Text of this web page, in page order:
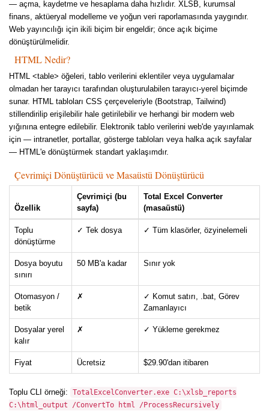
— açma, kaydetme ve hesaplama daha hızlıdır. XLSB, kurumsal
finans, aktüeryal modelleme ve yoğun veri raporlamasında yaygındır.
Web yayıncılığı için ikili biçim bir engeldir; önce açık biçime
dönüştürülmelidir.
HTML Nedir?
HTML <table> öğeleri, tablo verilerini eklentiler veya uygulamalar
olmadan her tarayıcı tarafından oluşturulabilen tarayıcı-yerel biçimde
sunar. HTML tabloları CSS çerçeveleriyle (Bootstrap, Tailwind)
stillendirilip erişilebilir hale getirilebilir ve herhangi bir modern web
yığınına entegre edilebilir. Elektronik tablo verilerini web'de yayınlamak
için — intranetler, portallar, gösterge tabloları veya halka açık sayfalar
— HTML'e dönüştürmek standart yaklaşımdır.
Çevrimiçi Dönüştürücü ve Masaüstü Dönüştürücü
Özellik
Çevrimiçi (bu
sayfa)
Total Excel Converter
(masaüstü)
Toplu
dönüştürme
✓ Tek dosya ✓ Tüm klasörler, özyinelemeli
Dosya boyutu
sınırı
50 MB'a kadar Sınır yok
Otomasyon /
betik
✗
✓ Komut satırı, .bat, Görev
Zamanlayıcı
Dosyalar yerel
kalır
✗ ✓ Yükleme gerekmez
Fiyat Ücretsiz $29.90'dan itibaren
Toplu CLI örneği:
TotalExcelConverter.exe C:\xlsb_reports
C:\html_output /ConvertTo html /ProcessRecursively